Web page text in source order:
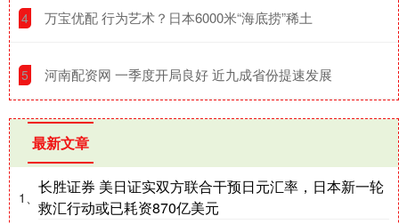
4 ​万宝优配 行为艺术？日本6000米“海底捞”稀土
5 ​河南配资网 一季度开局良好 近九成省份提速发展
最新文章
1、
长胜证券 美日证实双方联合干预日元汇率，日本新一轮
救汇行动或已耗资870亿美元